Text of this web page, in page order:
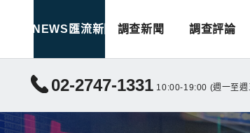
CNEWS匯流新聞 調查新聞 調查評論
02-2747-1331 10:00-19:00 (週一至週